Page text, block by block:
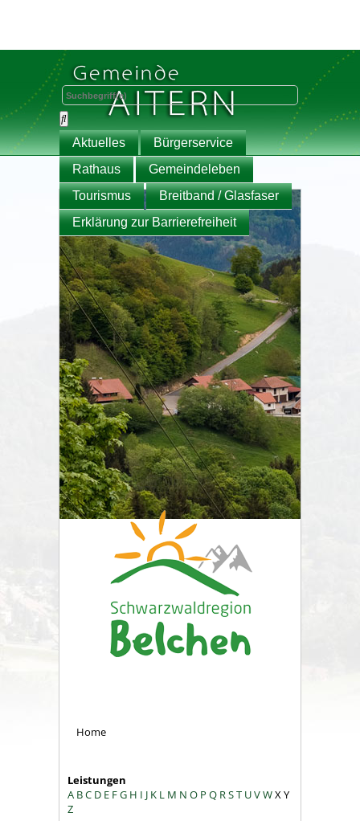
Aktuelles
Bürgerservice
Rathaus
Gemeindeleben
Tourismus
Breitband / Glasfaser
Erklärung zur Barrierefreiheit
Home
Leistungen
A BC D E FG H I J K L M N O P Q RST UVWXY
Z